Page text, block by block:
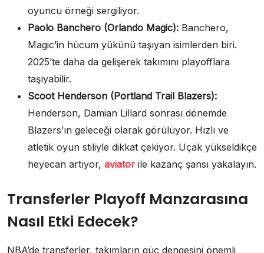
oyuncu örneği sergiliyor.
Paolo Banchero (Orlando Magic): Banchero,
Magic’in hücum yükünü taşıyan isimlerden biri.
2025’te daha da gelişerek takımını playofflara
taşıyabilir.
Scoot Henderson (Portland Trail Blazers):
Henderson, Damian Lillard sonrası dönemde
Blazers’ın geleceği olarak görülüyor. Hızlı ve
atletik oyun stiliyle dikkat çekiyor. Uçak yükseldikçe
heyecan artıyor, aviator ile kazanç şansı yakalayın.
Transferler Playoff Manzarasına
Nasıl Etki Edecek?
NBA’de transferler, takımların güç dengesini önemli